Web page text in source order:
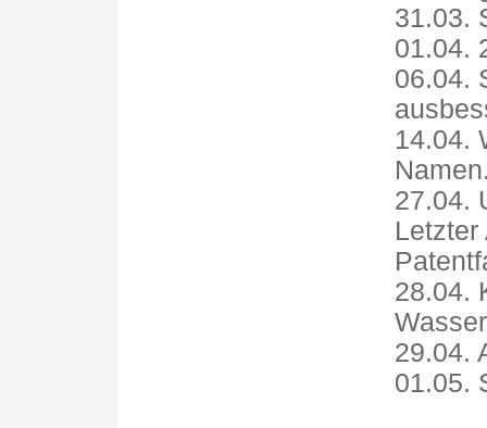
31.03.
01.04.
06.04.
14.04.
27.04.
Letzter
28.04.
29.04.
01.05.